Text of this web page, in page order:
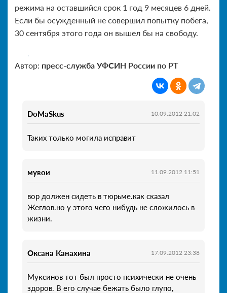
режима на оставшийся срок 1 год 9 месяцев 6 дней.
Если бы осужденный не совершил попытку побега,
30 сентября этого года он вышел бы на свободу.
Автор: пресс-служба УФСИН России по РТ
DoMaSkus 10.09.2012 21:02
Таких только могила исправит
мувои 11.09.2012 11:51
вор должен сидеть в тюрьме.как сказал
Жеглов.но у этого чего нибудь не сложилось в
жизни.
Оксана Канахина 17.09.2012 23:38
Муксинов тот был просто психически не очень
здоров. В его случае бежать было глупо,